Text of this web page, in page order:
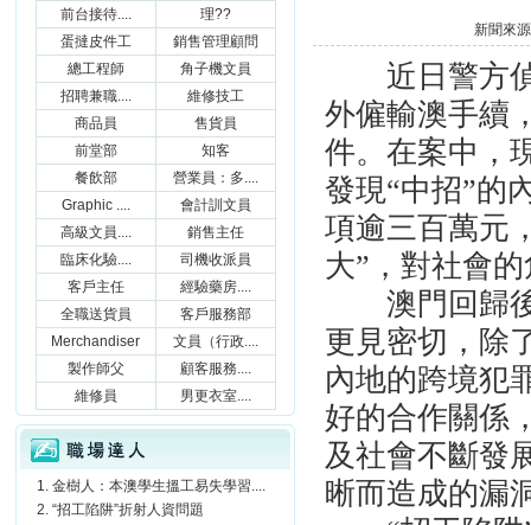
新聞來
近日警方偵
外僱輸澳手續
件。在案中，
發現“中招”的
項逾三百萬元
大” ，對社會
澳門回歸
更見密切，除
內地的跨境犯
好的合作關係
及社會不斷發
晰而造成的漏
前台接待....
理??
蛋撻皮件工
銷售管理顧問
總工程師
角子機文員
招聘兼職....
維修技工
商品員
售貨員
前堂部
知客
餐飲部
營業員：多....
Graphic ....
會計訓文員
高級文員....
銷售主任
臨床化驗....
司機收派員
客戶主任
經驗藥房....
全職送貨員
客戶服務部
Merchandiser
文員（行政....
製作師父
顧客服務....
維修員
男更衣室....
職場達人
金樹人：本澳學生搵工易失學習....
“招工陷阱”折射人資問題